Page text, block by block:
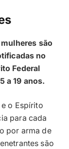
são
no
Federal
a 19 anos.
o Espírito
para cada
por arma de
são